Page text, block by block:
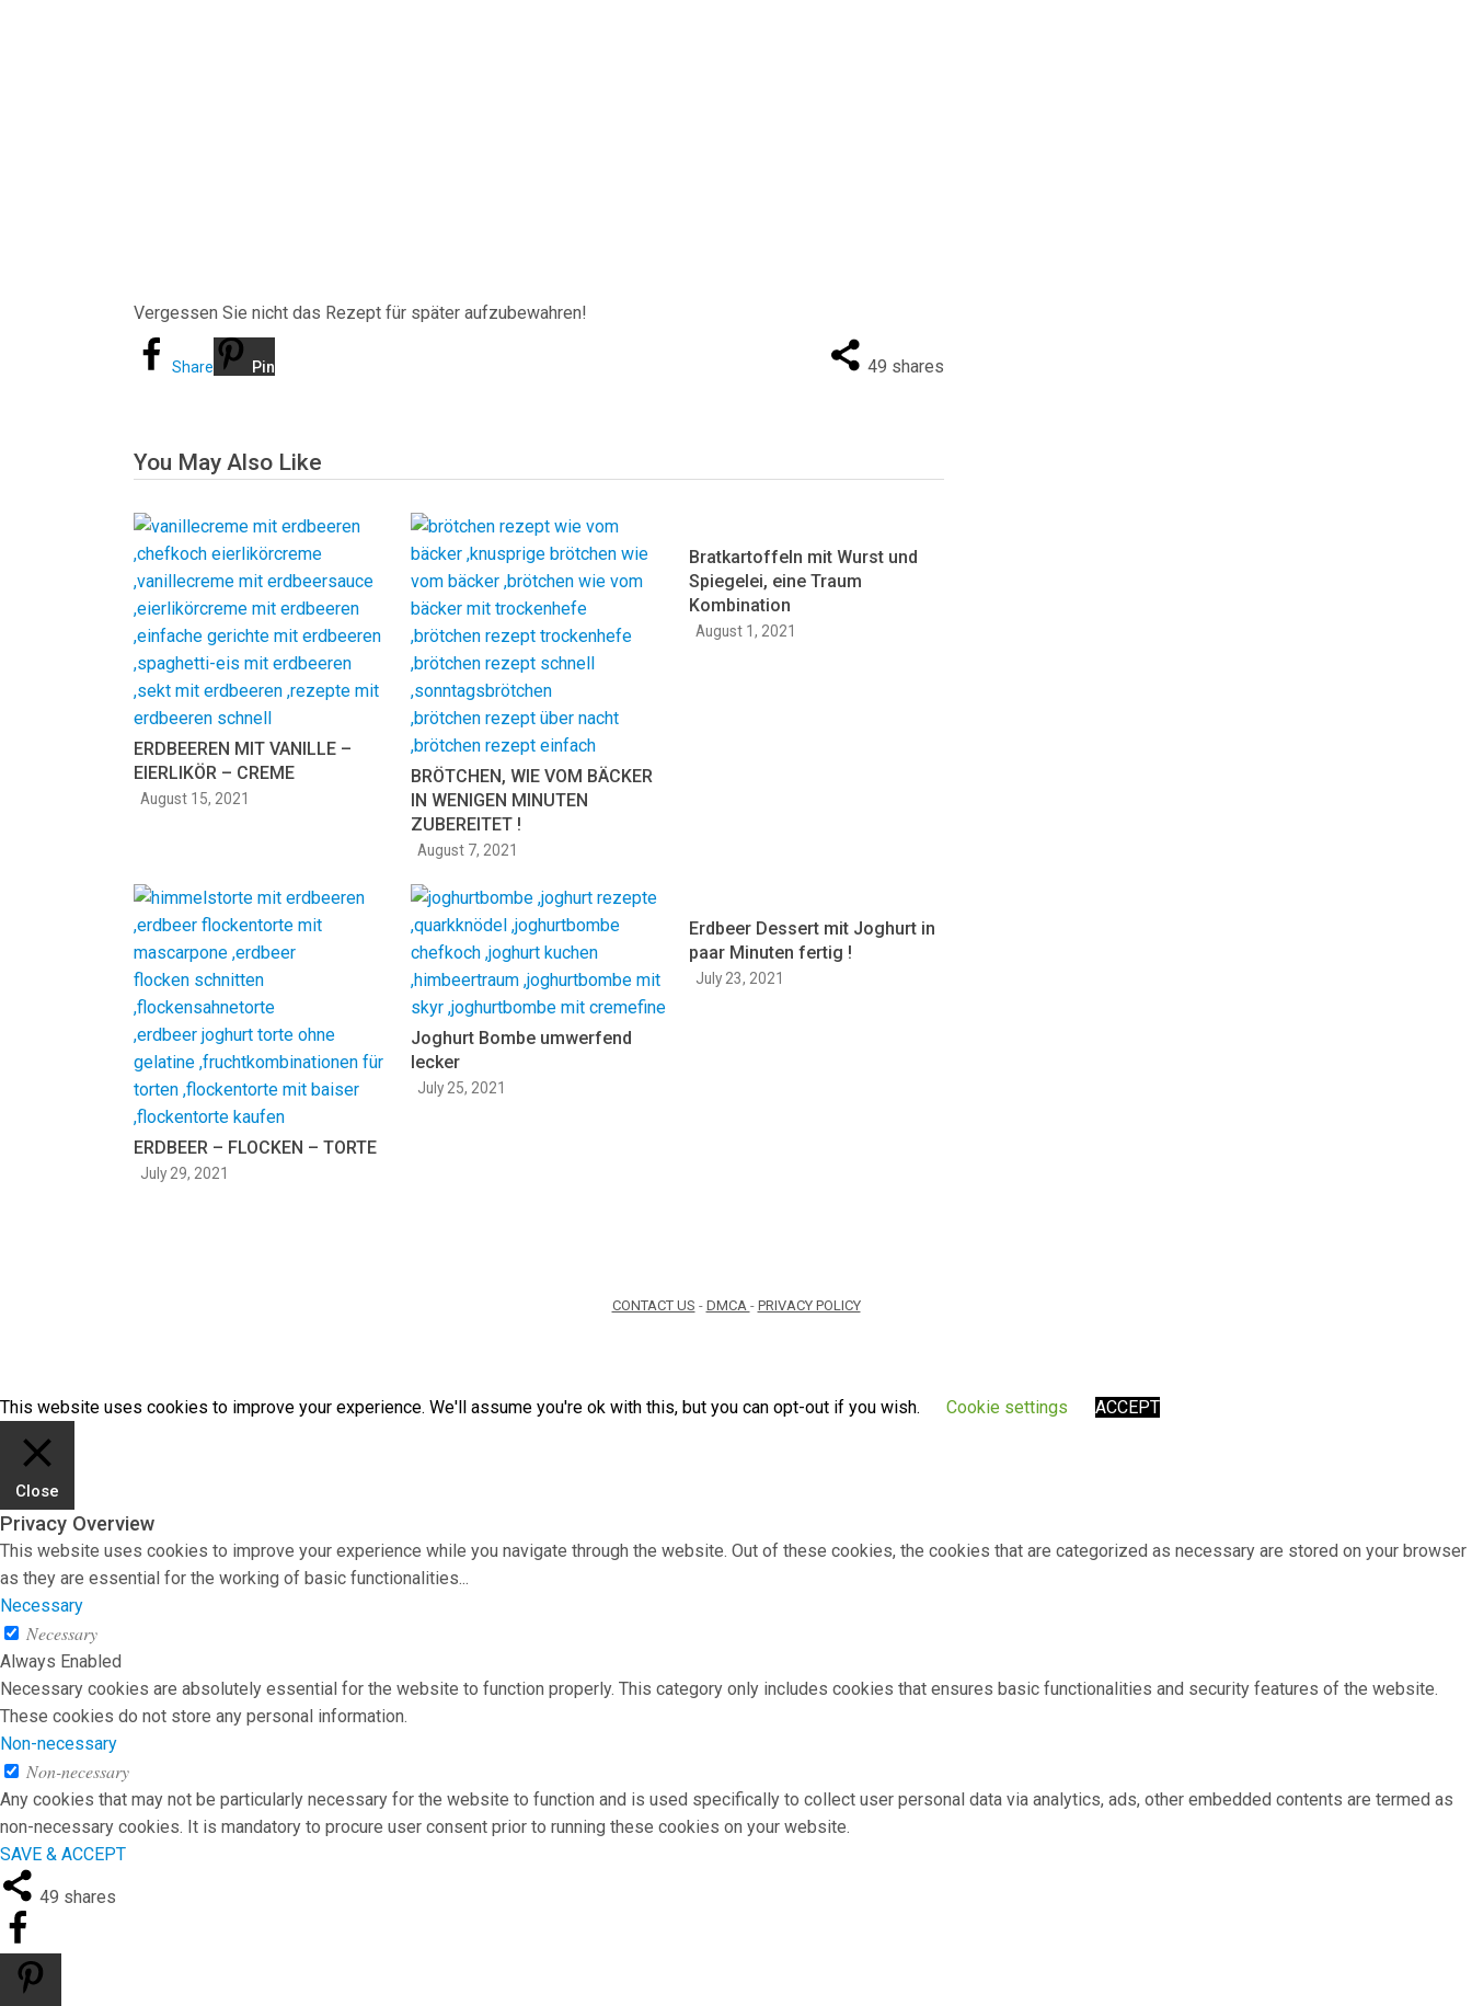
Vergessen Sie nicht das Rezept für später aufzubewahren!
49 shares
Share Pin
You May Also Like
ERDBEEREN MIT VANILLE –
EIERLIKÖR – CREME
August 15, 2021
BRÖTCHEN, WIE VOM BÄCKER
IN WENIGEN MINUTEN
ZUBEREITET !
August 7, 2021
Bratkartoffeln mit Wurst und
Spiegelei, eine Traum
Kombination
August 1, 2021
ERDBEER – FLOCKEN – TORTE
July 29, 2021
Joghurt Bombe umwerfend
lecker
July 25, 2021
Erdbeer Dessert mit Joghurt in
paar Minuten fertig !
July 23, 2021
CONTACT US - DMCA - PRIVACY POLICY
This website uses cookies to improve your experience. We'll assume you're ok with this, but you can opt-out if you wish. Cookie settings ACCEPT
Close
Privacy Overview
This website uses cookies to improve your experience while you navigate through the website. Out of these cookies, the cookies that are categorized as necessary are stored on your browser
as they are essential for the working of basic functionalities...
Necessary
Necessary
Always Enabled
Necessary cookies are absolutely essential for the website to function properly. This category only includes cookies that ensures basic functionalities and security features of the website.
These cookies do not store any personal information.
Non-necessary
Non-necessary
Any cookies that may not be particularly necessary for the website to function and is used specifically to collect user personal data via analytics, ads, other embedded contents are termed as
non-necessary cookies. It is mandatory to procure user consent prior to running these cookies on your website.
SAVE & ACCEPT
49 shares